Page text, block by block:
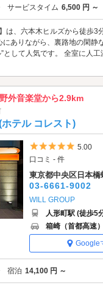
サービスタイム 6,500 円 ～
は、六本木ヒルズから徒歩3
ありながら、裏路地の閑静
として人気です。 全室に人
外音楽堂から2.9km
テル コレスト)
5つ星
5.00
口コミ - 件
東京都中央区日本橋
03-6661-9002
WILL GROUP
人形町駅 (徒歩5
箱崎（首都高速
Google
宿泊 14,100 円 ～